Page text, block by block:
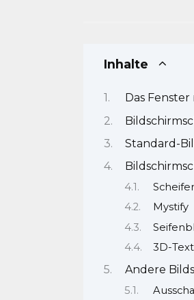
Inhalte
Das
Standard-
Mystify
3D-Text
Andere